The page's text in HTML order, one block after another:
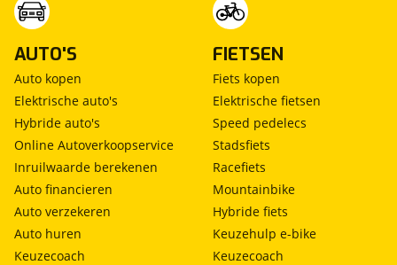
AUTO'S
Auto kopen
Elektrische auto's
Hybride auto's
Online Autoverkoopservice
Inruilwaarde berekenen
Auto financieren
Auto verzekeren
Auto huren
Keuzecoach
FIETSEN
Fiets kopen
Elektrische fietsen
Speed pedelecs
Stadsfiets
Racefiets
Mountainbike
Hybride fiets
Keuzehulp e-bike
Keuzecoach